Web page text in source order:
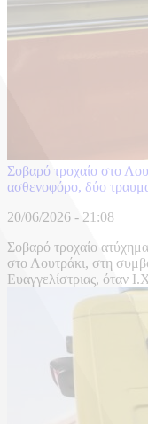
Σοβαρό τροχαίο στο
ασθενοφόρο, δύο
20/06/2026 - 21:08
Σοβαρό τροχαίο
στο Λουτράκι, στη
Ευαγγελίστριας, όταν